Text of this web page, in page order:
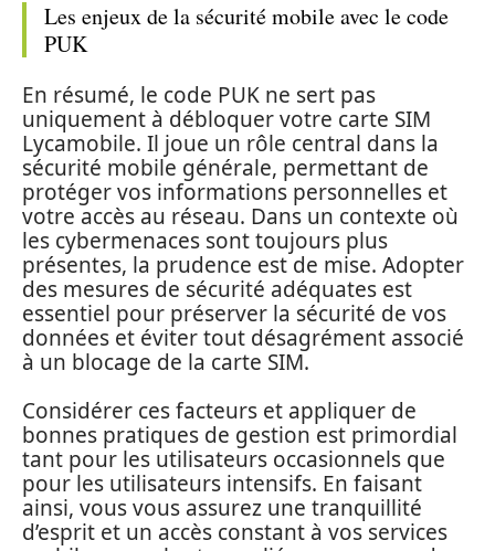
Les enjeux de la sécurité mobile avec le code
PUK
En résumé, le code PUK ne sert pas
uniquement à débloquer votre carte SIM
Lycamobile. Il joue un rôle central dans la
sécurité mobile générale, permettant de
protéger vos informations personnelles et
votre accès au réseau. Dans un contexte où
les cybermenaces sont toujours plus
présentes, la prudence est de mise. Adopter
des mesures de sécurité adéquates est
essentiel pour préserver la sécurité de vos
données et éviter tout désagrément associé
à un blocage de la carte SIM.
Considérer ces facteurs et appliquer de
bonnes pratiques de gestion est primordial
tant pour les utilisateurs occasionnels que
pour les utilisateurs intensifs. En faisant
ainsi, vous vous assurez une tranquillité
d’esprit et un accès constant à vos services